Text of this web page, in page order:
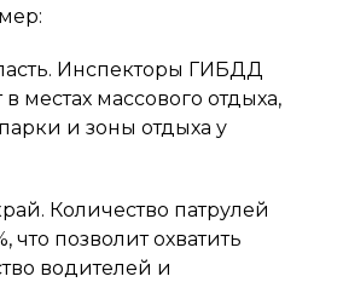
Инспекторы ГИБДД
местах массового отдыха,
и зоны отдыха у
Количество патрулей
что позволит охватить
водителей и